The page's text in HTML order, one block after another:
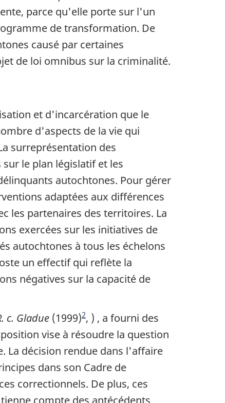
parce qu'elle porte sur l'un
de transformation. De
causé par certaines
de loi omnibus sur la criminalité.
et d'incarcération que le
d'aspects de la vie qui
surreprésentation des
le plan législatif et les
autochtones. Pour gérer
adaptées aux différences
les partenaires des territoires. La
exercées sur les initiatives de
autochtones à tous les échelons
un effectif qui reflète la
négatives sur la capacité de
c. Gladue (1999)2, ) , a fourni des
vise à résoudre la question
La décision rendue dans l'affaire
dans son Cadre de
correctionnels. De plus, ces
compte des antécédents